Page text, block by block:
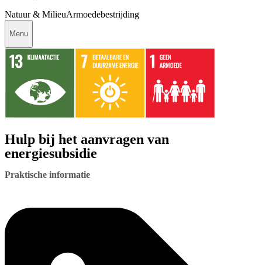
Natuur & MilieuArmoedebestrijding
Menu
Hulp bij het aanvragen van
energiesubsidie
Praktische informatie